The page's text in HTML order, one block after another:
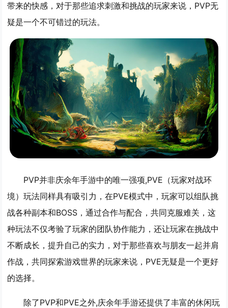
带来的快感，对于那些追求刺激和挑战的玩家来说，PVP无
疑是一个不可错过的玩法。
PVP并非庆余年手游中的唯一强项,PVE（玩家对战环
境）玩法同样具有吸引力，在PVE模式中，玩家可以组队挑
战各种副本和BOSS，通过合作与配合，共同克服难关，这
种玩法不仅考验了玩家的团队协作能力，还让玩家在挑战中
不断成长，提升自己的实力，对于那些喜欢与朋友一起并肩
作战，共同探索游戏世界的玩家来说，PVE无疑是一个更好
的选择。
除了PVP和PVE之外,庆余年手游还提供了丰富的休闲玩